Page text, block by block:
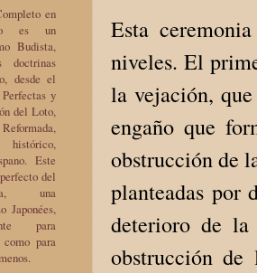
Esta
niveles. El
la vejación,
engaño que
obstrucción de
planteadas por
deterioro de
obstrucción
en
es un
Budista,
doctrinas
desde el
y
del Loto,
histórico,
Este
del
una
Japonées,
para
como para